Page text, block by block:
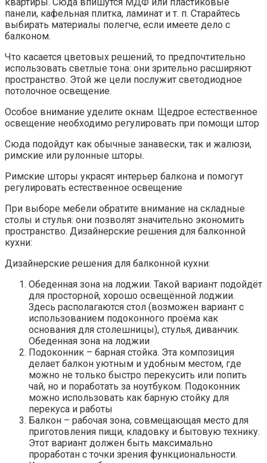
панели, кафельная плитка, ламинат и т. п. Старайтесь
выбирать материалы полегче, если имеете дело с
балконом.
Что касается цветовых решений, то предпочтительно
использовать светлые тона: они зрительно расширяют
пространство. Этой же цели послужит светодиодное
потолочное освещение.
Особое внимание уделите окнам. Щедрое естественное
освещение необходимо регулировать при помощи штор
Сюда подойдут как обычные занавески, так и жалюзи,
римские или рулонные шторы.
Римские шторы украсят интерьер балкона и помогут
регулировать естественное освещение
При выборе мебели обратите внимание на складные
столы и стулья: они позволят значительно экономить
пространство. Дизайнерские решения для балконной
кухни:
Дизайнерские решения для балконной кухни:
Обеденная зона на лоджии. Такой вариант подойдёт
для просторной, хорошо освещённой лоджии.
Здесь располагаются стол (возможен вариант с
использованием подоконного проёма как
основания для столешницы), стулья, диванчик.
Обеденная зона на лоджии
Подоконник – барная стойка. Эта композиция
делает балкон уютным и удобным местом, где
можно не только быстро перекусить или попить
чай, но и поработать за ноутбуком. Подоконник
можно использовать как барную стойку для
перекуса и работы
Балкон – рабочая зона, совмещающая место для
приготовления пищи, кладовку и бытовую технику.
Этот вариант должен быть максимально
проработан с точки зрения функциональности.